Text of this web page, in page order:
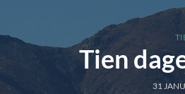
Tien
31